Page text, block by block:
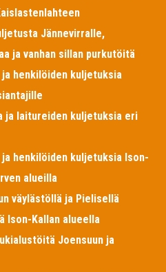
Jännevirralle,
ja vanhan sillan purkutöitä
ja henkilöiden kuljetuksia
ja laitureiden kuljetuksia eri
ja henkilöiden kuljetuksia Ison-
alueilla
väylästöllä ja Pielisellä
Ison-Kallan alueella
Joensuun ja